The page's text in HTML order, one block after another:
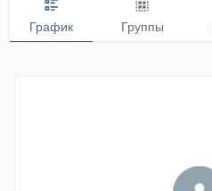
График Группы